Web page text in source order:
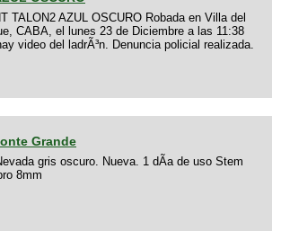
TALON2 AZUL OSCURO Robada en Villa del
CABA, el lunes 23 de Diciembre a las 11:38
video del ladrÃ³n. Denuncia policial realizada.
Grande
gris oscuro. Nueva. 1 dÃ­a de uso Stem
8mm